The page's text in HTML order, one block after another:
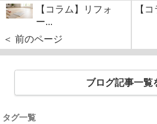
【コラム】リフォ
ー...
＜ 前のページ
【
ブログ記事一覧
タグ一覧